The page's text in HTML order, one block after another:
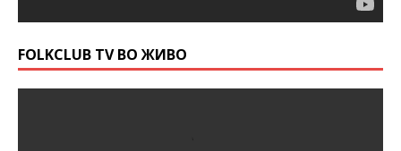
FOLKCLUB TV ВО ЖИВО